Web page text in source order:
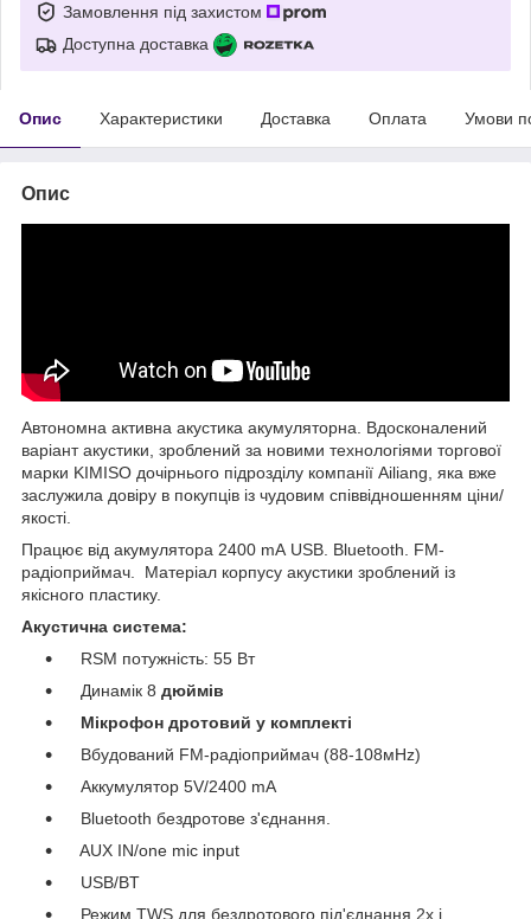
Замовлення під захистом
Доступна доставка
Опис Характеристики Доставка Оплата Умови
Опис
Автономна активна акустика акумуляторна. Вдосконалений
варіант акустики, зроблений за новими технологіями торгової
марки KIMISO дочірнього підрозділу компанії Ailiang, яка вже
заслужила довіру в покупців із чудовим співвідношенням ціни/
якості.
Працює від акумулятора 2400 mA USB. Bluetooth. FM-
радіоприймач. Матеріал корпусу акустики зроблений із
якісного пластику.
Акустична система:
RSM потужність: 55 Вт
Динамік 8 дюймів
Мікрофон дротовий у комплекті
Вбудований FM-радіоприймач (88-108мHz)
Аккумулятор 5V/2400 mA
Bluetooth бездротове з'єднання.
AUX IN/one mic input
USB/BT
Режим TWS для бездротового під'єднання 2х і